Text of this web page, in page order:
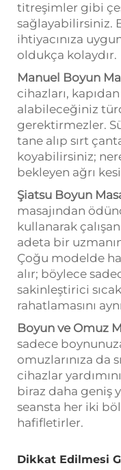
titreşimler gibi
sağlayabilirsiniz.
ihtiyacınıza
oldukça kolaydır.
Manuel Boyun
cihazları,
alabileceğiniz
gerektirmezler.
tane alıp sırt
koyabilirsiniz;
bekleyen ağrı
Şiatsu Boyun
masajından
kullanarak
adeta bir
Çoğu modelde
alır; böylece
sakinleştirici
rahatlamasını
Boyun ve Omuz
sadece
omuzlarınıza da
cihazlar
biraz daha geniş
seansta her iki
hafifletirler.
Dikkat Edilmesi